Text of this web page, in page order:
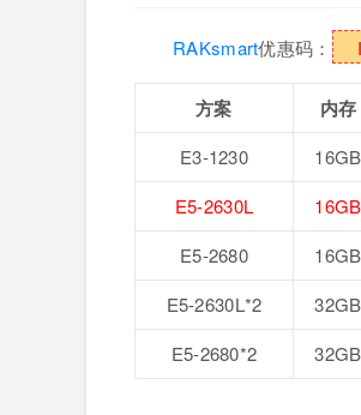
RAKsmart优惠码：
方案 内存
E3-1230 16GB
E5-2630L
16GB
E5-2680
16GB
E5-2630L*2
32GB
E5-2680*2
32GB